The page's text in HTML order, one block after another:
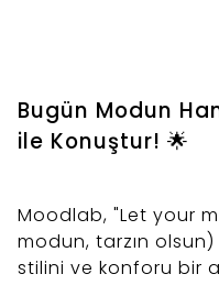
Bugün Modun
ile Konuştur! 🌟
Moodlab, "Let your
modun, tarzın
stilini ve konforu bir